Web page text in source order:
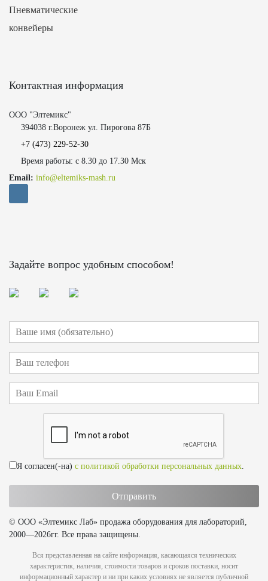
Пневматические
конвейеры
Контактная информация
ООО "Элтемикс"
394038 г.Воронеж ул. Пирогова 87Б
+7 (473) 229-52-30
Время работы: с 8.30 до 17.30 Мск
Email: info@eltemiks-mash.ru
Задайте вопрос удобным способом!
Я согласен(-на) с политикой обработки персональных данных.
© ООО «Элтемикс Лаб» продажа оборудования для лабораторий,
2000—2026гг. Все права защищены.
Вся представленная на сайте информация, касающаяся технических
характеристик, наличия, стоимости товаров и сроков поставки, носит
информационный характер и ни при каких условиях не является публичной